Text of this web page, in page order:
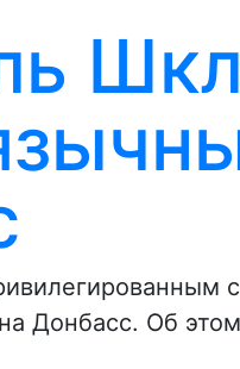
Донбасс. Об